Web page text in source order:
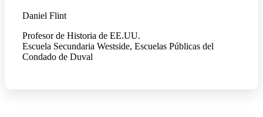
Daniel Flint
Profesor de Historia de EE.UU.
Escuela Secundaria Westside, Escuelas Públicas del
Condado de Duval